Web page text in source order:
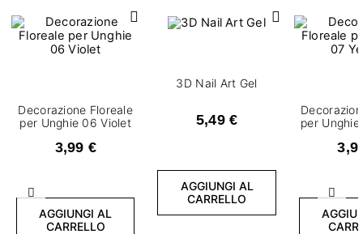
Precedente
Decorazione Floreale
per Unghie 06 Violet
3,99 €
AGGIUNGI AL
CARRELLO
3D Nail Art Gel
5,49 €
AGGIUNGI AL
CARRELLO
per